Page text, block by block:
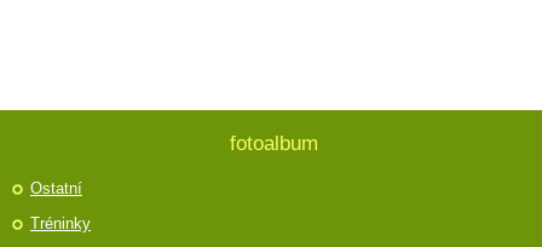
fotoalbum
Ostatní
Tréninky